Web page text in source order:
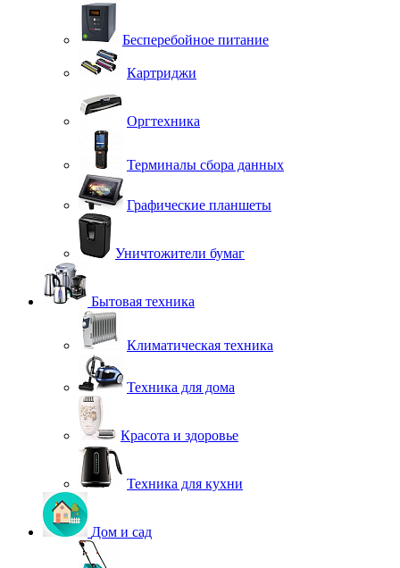
Бесперебойное питание
Картриджи
Оргтехника
Терминалы сбора данных
Графические планшеты
Уничтожители бумаг
Бытовая техника
Климатическая техника
Техника для дома
Красота и здоровье
Техника для кухни
Дом и сад